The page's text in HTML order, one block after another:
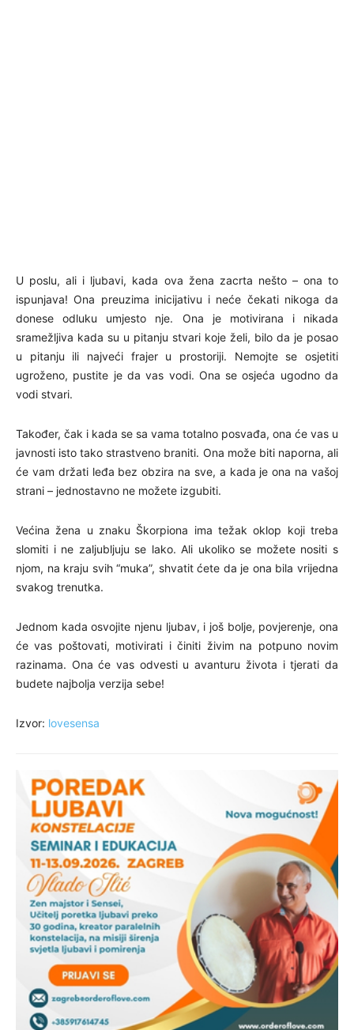
U poslu, ali i ljubavi, kada ova žena zacrta nešto – ona to
ispunjava! Ona preuzima inicijativu i neće čekati nikoga da
donese odluku umjesto nje. Ona je motivirana i nikada
sramežljiva kada su u pitanju stvari koje želi, bilo da je posao
u pitanju ili najveći frajer u prostoriji. Nemojte se osjetiti
ugroženo, pustite je da vas vodi. Ona se osjeća ugodno da
vodi stvari.
Također, čak i kada se sa vama totalno posvađa, ona će vas u
javnosti isto tako strastveno braniti. Ona može biti naporna, ali
će vam držati leđa bez obzira na sve, a kada je ona na vašoj
strani – jednostavno ne možete izgubiti.
Većina žena u znaku Škorpiona ima težak oklop koji treba
slomiti i ne zaljubljuju se lako. Ali ukoliko se možete nositi s
njom, na kraju svih “muka”, shvatit ćete da je ona bila vrijedna
svakog trenutka.
Jednom kada osvojite njenu ljubav, i još bolje, povjerenje, ona
će vas poštovati, motivirati i činiti živim na potpuno novim
razinama. Ona će vas odvesti u avanturu života i tjerati da
budete najbolja verzija sebe!
Izvor: lovesensa